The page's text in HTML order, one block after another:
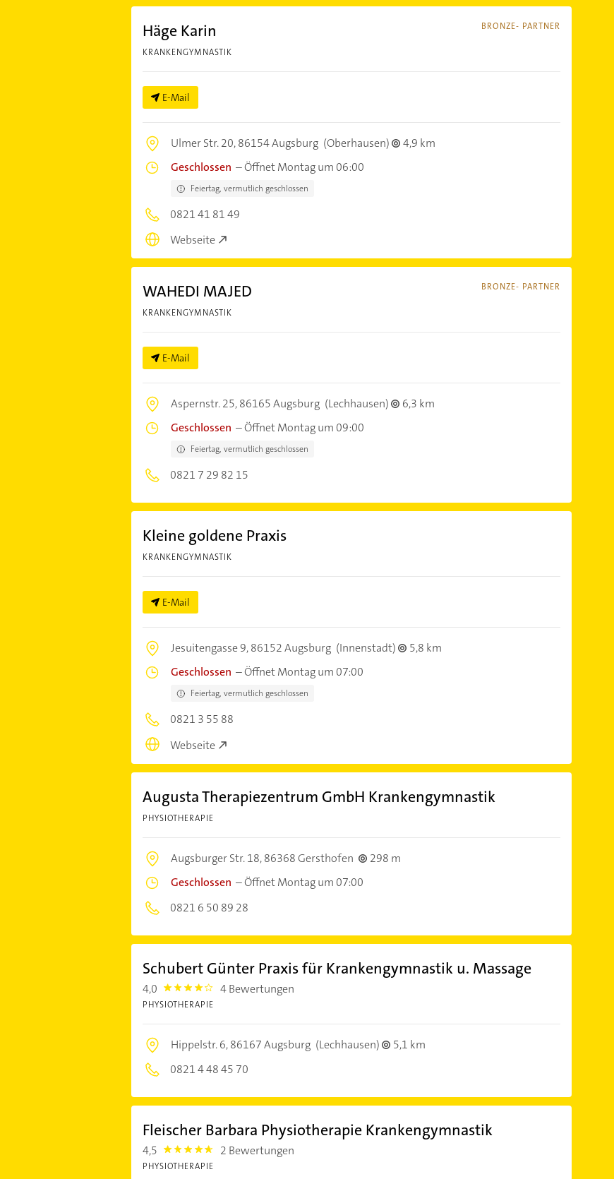
BRONZE- PARTNER
Häge Karin
KRANKENGYMNASTIK
E-Mail
Ulmer Str. 20,86154 Augsburg (Oberhausen)
4,9 km
Geschlossen –Öffnet Montag um 06:00
Feiertag, vermutlich geschlossen
0821 41 81 49
Webseite
BRONZE- PARTNER
WAHEDI MAJED
KRANKENGYMNASTIK
E-Mail
Aspernstr. 25,86165 Augsburg (Lechhausen)
6,3 km
Geschlossen –Öffnet Montag um 09:00
Feiertag, vermutlich geschlossen
0821 7 29 82 15
Kleine goldene Praxis
KRANKENGYMNASTIK
E-Mail
Jesuitengasse 9,86152 Augsburg (Innenstadt)
5,8 km
Geschlossen –Öffnet Montag um 07:00
Feiertag, vermutlich geschlossen
0821 3 55 88
Webseite
Augusta Therapiezentrum GmbH Krankengymnastik
PHYSIOTHERAPIE
Augsburger Str. 18,86368 Gersthofen
298 m
Geschlossen –Öffnet Montag um 07:00
0821 6 50 89 28
Schubert Günter Praxis für Krankengymnastik u. Massage
4,0 4.0 4 Bewertungen
PHYSIOTHERAPIE
Hippelstr. 6,86167 Augsburg (Lechhausen)
5,1 km
0821 4 48 45 70
Fleischer Barbara Physiotherapie Krankengymnastik
4,5 4.5 2 Bewertungen
PHYSIOTHERAPIE